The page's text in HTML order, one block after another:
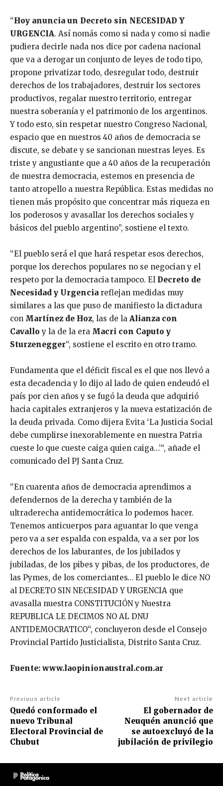
“Hoy anuncia un Decreto sin NECESIDAD Y
URGENCIA. Así nomás como si nada y como si nadie
pudiera decirle nada nos dice por cadena nacional
que va a derogar un conjunto de leyes de todo tipo,
propone privatizar todo, desregular todo, destruir
derechos de los trabajadores, destruir los sectores
productivos, regalar nuestro territorio, entregar
nuestra soberanía y el patrimonio de los argentinos.
Y todo esto, sin respetar nuestro Congreso Nacional,
espacio que en nuestros 40 años de democracia se
discute, se debate y se sancionan nuestras leyes. Es
triste y angustiante que a 40 años de la recuperación
de nuestra democracia, estemos en presencia de
tanto atropello a nuestra República. Estas medidas no
tienen más propósito que concentrar más riqueza en
los poderosos y avasallar los derechos sociales y
básicos del pueblo argentino”, sostiene el texto.
“El pueblo será el que hará respetar esos derechos,
porque los derechos populares no se negocian y el
respeto por la democracia tampoco. El Decreto de
Necesidad y Urgencia reflejan medidas muy
similares a las que puso de manifiesto la dictadura
con Martínez de Hoz, las de la Alianza con
Cavallo y la de la era Macri con Caputo y
Sturzenegger“, sostiene el escrito en otro tramo.
Fundamenta que el déficit fiscal es el que nos llevó a
esta decadencia y lo dijo al lado de quien endeudó el
país por cien años y se fugó la deuda que adquirió
hacia capitales extranjeros y la nueva estatización de
la deuda privada. Como dijera Evita ‘La Justicia Social
debe cumplirse inexorablemente en nuestra Patria
cueste lo que cueste caiga quien caiga…’“, añade el
comunicado del PJ Santa Cruz.
“En cuarenta años de democracia aprendimos a
defendernos de la derecha y también de la
ultraderecha antidemocrática lo podemos hacer.
Tenemos anticuerpos para aguantar lo que venga
pero va a ser espalda con espalda, va a ser por los
derechos de los laburantes, de los jubilados y
jubiladas, de los pibes y pibas, de los productores, de
las Pymes, de los comerciantes… El pueblo le dice NO
al DECRETO SIN NECESIDAD Y URGENCIA que
avasalla nuestra CONSTITUCIÓN y Nuestra
REPUBLICA LE DECIMOS NO AL DNU
ANTIDEMOCRATICO“, concluyeron desde el Consejo
Provincial Partido Justicialista, Distrito Santa Cruz.
Fuente: www.laopinionaustral.com.ar
Previous article
Quedó conformado el
nuevo Tribunal
Electoral Provincial de
Chubut
Next article
El gobernador de
Neuquén anunció que
se autoexcluyó de la
jubilación de privilegio